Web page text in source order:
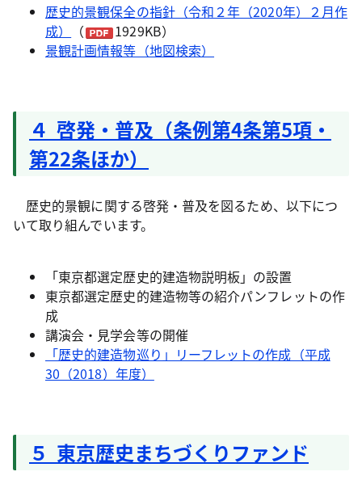
歴史的景観保全の指針（令和２年（2020年）２月作
成）
（
1929KB）
景観計画情報等（地図検索）
４ 啓発・普及（条例第4条第5項・
第22条ほか）
歴史的景観に関する啓発・普及を図るため、以下につ
いて取り組んでいます。
「東京都選定歴史的建造物説明板」の設置
東京都選定歴史的建造物等の紹介パンフレットの作
成
講演会・見学会等の開催
「歴史的建造物巡り」リーフレットの作成（平成
30（2018）年度）
５ 東京歴史まちづくりファンド